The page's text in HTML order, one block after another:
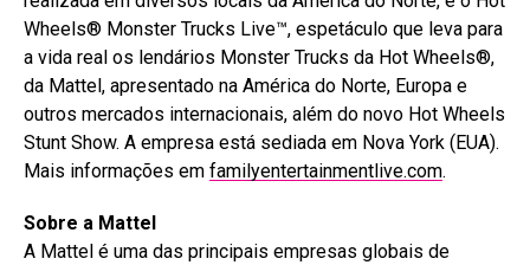
Wheels® Monster Trucks Live™, espetáculo que leva para
a vida real os lendários Monster Trucks da Hot Wheels®,
da Mattel, apresentado na América do Norte, Europa e
outros mercados internacionais, além do novo Hot Wheels
Stunt Show. A empresa está sediada em Nova York (EUA).
Mais informações em familyentertainmentlive.com.
Sobre a Mattel
A Mattel é uma das principais empresas globais de